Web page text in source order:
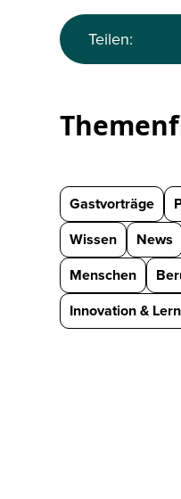
Teilen:
Gastvorträge
Wissen
News
Menschen
Innovation &